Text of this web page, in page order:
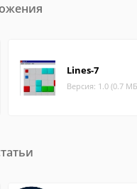
Lines-7
Версия: 1.0 (0.7